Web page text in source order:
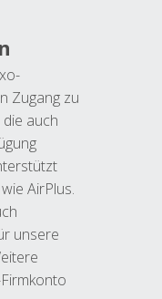
Zugang zu
auch
AirPlus.
unsere